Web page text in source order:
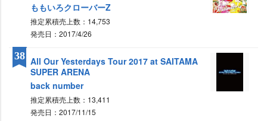
ももいろクローバーZ
推定累積売上数：14,753
発売日：2017/4/26
All Our Yesterdays Tour 2017 at SAITAMA
SUPER ARENA
back number
推定累積売上数：13,411
発売日：2017/11/15
38